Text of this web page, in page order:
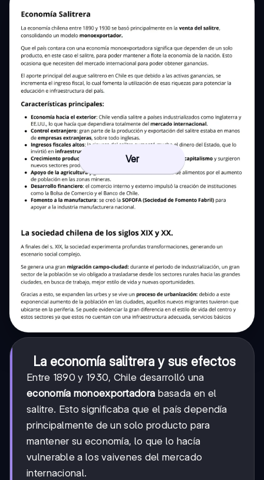
Ver
La economía salitrera y sus efectos
Entre 1890 y 1930, Chile desarrolló una
economía monoexportadora basada en el
salitre. Esto significaba que el país dependía
principalmente de un solo producto para
mantener su economía, lo que lo hacía
vulnerable a los vaivenes del mercado
internacional.